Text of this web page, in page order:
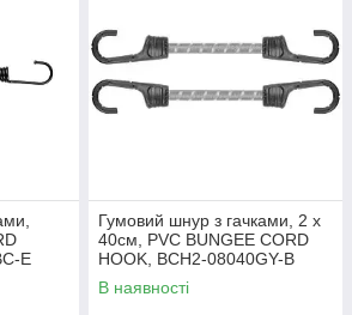
E
Гумовий шнур з гачками, 2 х
40см, PVC BUNGEE CORD
HOOK, BCH2-08040GY-B
В наявності